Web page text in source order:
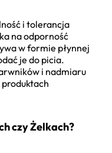
i tolerancja
na odporność
w formie płynnej
je do picia.
i nadmiaru
czy Żelkach?